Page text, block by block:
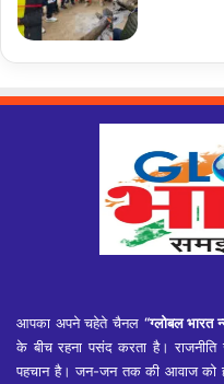
आपका अपने चहेते चैनल “ग्लोबल भारत
के बीच रहना पसंद करता है। राजनीति
पहचान है। जन-जन तक की आवाज को